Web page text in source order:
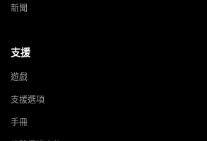
新聞
支援
遊戲
支援選項
手冊